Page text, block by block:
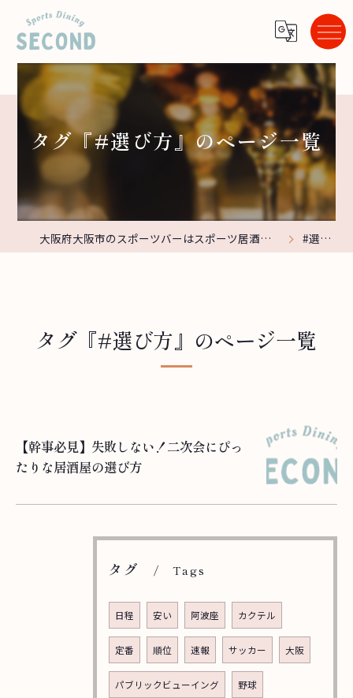
タグ『#選び方』のページ一覧
大阪府大阪市のスポーツバーはスポーツ居酒屋 Second #選び方
タグ『#選び方』のページ一覧
【幹事必見】失敗しない！二次会にぴっ
たりな居酒屋の選び方
タグ Tags
日程 安い 阿波座 カクテル
定番 順位 速報 サッカー 大阪
パブリックビューイング 野球